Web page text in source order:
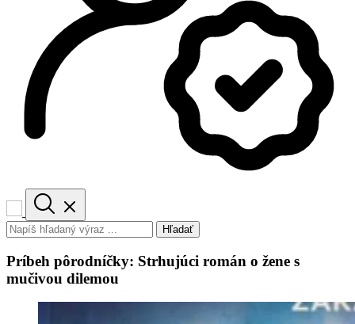
Hľadať
Príbeh pôrodníčky: Strhujúci román o žene s
mučivou dilemou